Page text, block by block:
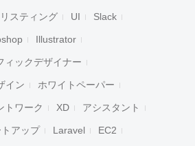
リスティング UI Slack
Illustrator
ィックデザイナー
イン ホワイトペーパー
トワーク XD アシスタント
アップ Laravel EC2